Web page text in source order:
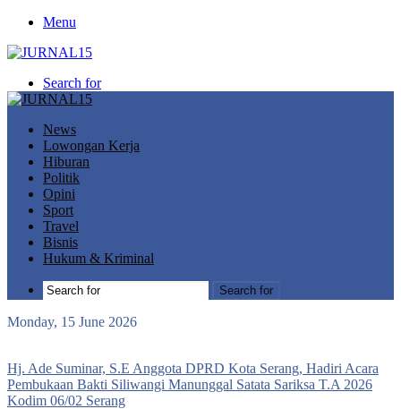
Menu
Search for
News
Lowongan Kerja
Hiburan
Politik
Opini
Sport
Travel
Bisnis
Hukum & Kriminal
Search for
Monday, 15 June 2026
Hj. Ade Suminar, S.E Anggota DPRD Kota Serang, Hadiri Acara
Pembukaan Bakti Siliwangi Manunggal Satata Sariksa T.A 2026
Kodim 06/02 Serang